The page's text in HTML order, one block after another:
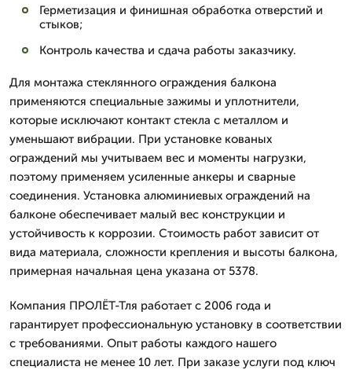
Герметизация и финишная обработка отверстий и
стыков;
Контроль качества и сдача работы заказчику.
Для монтажа стеклянного ограждения балкона
применяются специальные зажимы и уплотнители,
которые исключают контакт стекла с металлом и
уменьшают вибрации. При установке кованых
ограждений мы учитываем вес и моменты нагрузки,
поэтому применяем усиленные анкеры и сварные
соединения. Установка алюминиевых ограждений на
балконе обеспечивает малый вес конструкции и
устойчивость к коррозии. Стоимость работ зависит от
вида материала, сложности крепления и высоты балкона,
примерная начальная цена указана от 5378.
Компания ПРОЛЁТ-Тля работает с 2006 года и
гарантирует профессиональную установку в соответствии
с требованиями. Опыт работы каждого нашего
специалиста не менее 10 лет. При заказе услуги под ключ